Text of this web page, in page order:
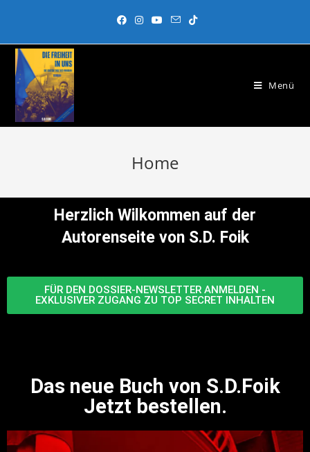
Menü
Home
Herzlich Wilkommen auf der
Autorenseite von S.D. Foik
FÜR DEN DOSSIER-NEWSLETTER ANMELDEN -
EXKLUSIVER ZUGANG ZU TOP SECRET INHALTEN
Das neue Buch von S.D.Foik
Jetzt bestellen.